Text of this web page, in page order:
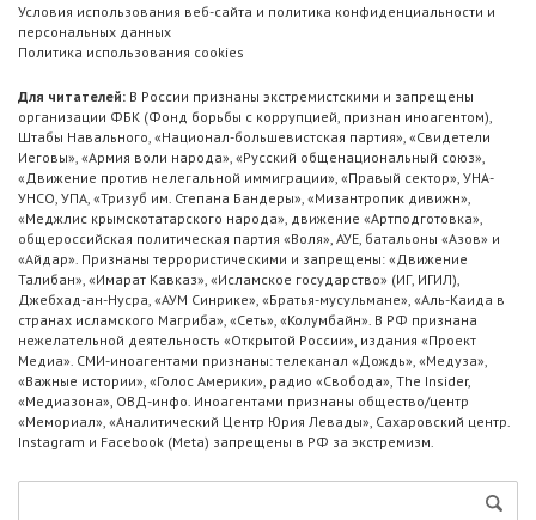
Условия использования веб-сайта и политика конфиденциальности и
персональных данных
Политика использования cookies
Для читателей: В России признаны экстремистскими и запрещены
организации ФБК (Фонд борьбы с коррупцией, признан иноагентом),
Штабы Навального, «Национал-большевистская партия», «Свидетели
Иеговы», «Армия воли народа», «Русский общенациональный союз»,
«Движение против нелегальной иммиграции», «Правый сектор», УНА-
УНСО, УПА, «Тризуб им. Степана Бандеры», «Мизантропик дивижн»,
«Меджлис крымскотатарского народа», движение «Артподготовка»,
общероссийская политическая партия «Воля», АУЕ, батальоны «Азов» и
«Айдар». Признаны террористическими и запрещены: «Движение
Талибан», «Имарат Кавказ», «Исламское государство» (ИГ, ИГИЛ),
Джебхад-ан-Нусра, «АУМ Синрике», «Братья-мусульмане», «Аль-Каида в
странах исламского Магриба», «Сеть», «Колумбайн». В РФ признана
нежелательной деятельность «Открытой России», издания «Проект
Медиа». СМИ-иноагентами признаны: телеканал «Дождь», «Медуза»,
«Важные истории», «Голос Америки», радио «Свобода», The Insider,
«Медиазона», ОВД-инфо. Иноагентами признаны общество/центр
«Мемориал», «Аналитический Центр Юрия Левады», Сахаровский центр.
Instagram и Facebook (Metа) запрещены в РФ за экстремизм.